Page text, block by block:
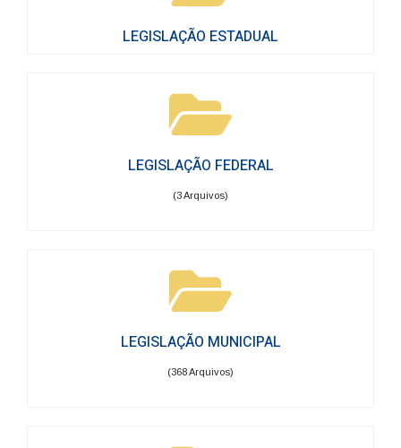
LEGISLAÇÃO ESTADUAL
LEGISLAÇÃO FEDERAL
(3 Arquivos)
LEGISLAÇÃO MUNICIPAL
(368 Arquivos)